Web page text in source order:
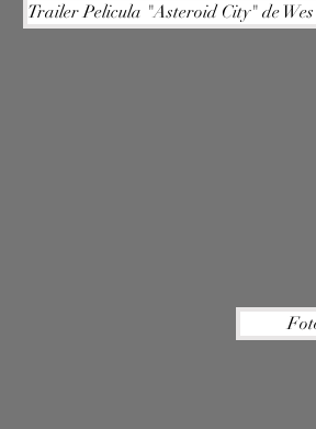
Trailer Pelicula "Asteroid City" de